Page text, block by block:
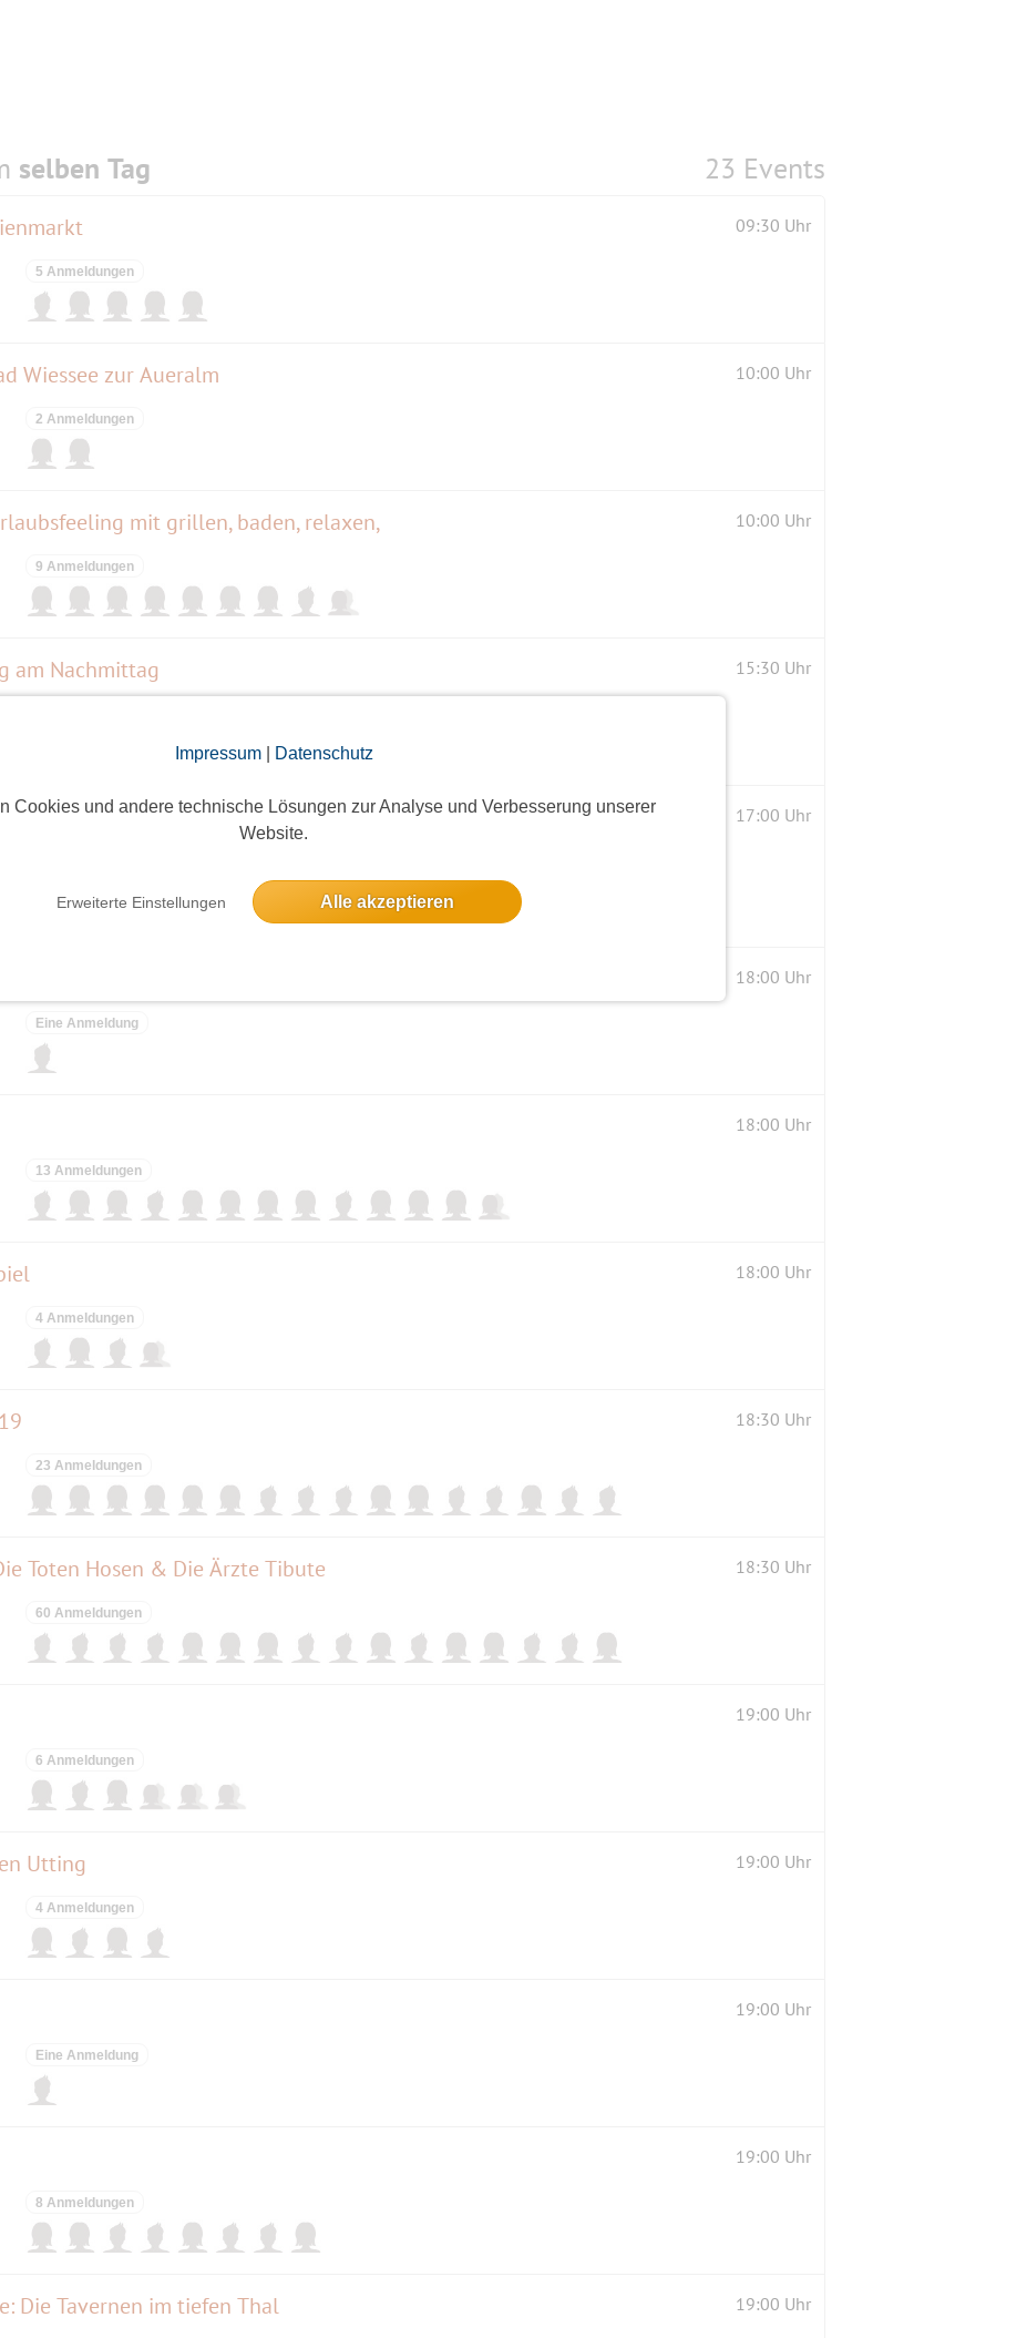
Impressum| Datenschutz
Cookies und andere technische Lösungen zur Analyse und Verbesserung unserer
Website.
Erweiterte Einstellungen Alle akzeptieren
selben Tag 23 Events
09:30 Uhr
5 Anmeldungen
Wiessee zur Aueralm 10:00 Uhr
2 Anmeldungen
mit grillen, baden, relaxen, 10:00 Uhr
9 Anmeldungen
am Nachmittag 15:30 Uhr
Vom Sky Beach in den Kosmos, chillen und dann TUNESDAY - Multimediashow mit Niklas Ibach 17:00 Uhr
18:00 Uhr
Eine Anmeldung
18:00 Uhr
13 Anmeldungen
18:00 Uhr
4 Anmeldungen
18:30 Uhr
23 Anmeldungen
Toten Hosen & Die Ärzte Tibute 18:30 Uhr
60 Anmeldungen
19:00 Uhr
6 Anmeldungen
Utting 19:00 Uhr
4 Anmeldungen
19:00 Uhr
Eine Anmeldung
19:00 Uhr
8 Anmeldungen
Die Tavernen im tiefen Thal 19:00 Uhr